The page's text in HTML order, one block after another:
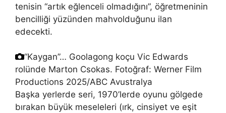
tenisin “artık eğlenceli olmadığını”, öğretmeninin
bencilliği yüzünden mahvolduğunu ilan
edecekti.
“Kaygan”… Goolagong koçu Vic Edwards
rolünde Marton Csokas. Fotoğraf: Werner Film
Productions 2025/ABC Avustralya
Başka yerlerde seri, 1970’lerde oyunu gölgede
bırakan büyük meseleleri (ırk, cinsiyet ve eşit